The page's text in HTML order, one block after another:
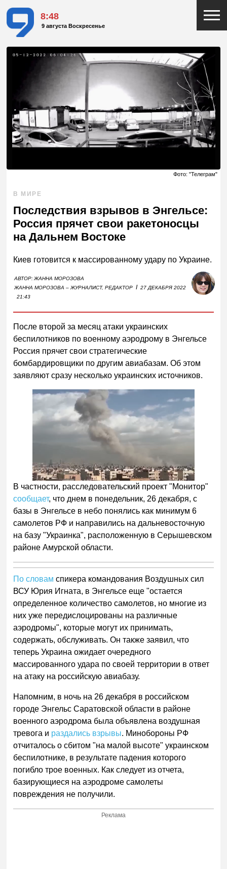
8:48
9 августа Воскресенье
Фото: "Телеграм"
В МИРЕ
Последствия взрывов в Энгельсе:
Россия прячет свои ракетоносцы
на Дальнем Востоке
Киев готовится к массированному удару по Украине.
АВТОР:ЖАННА МОРОЗОВА
ЖАННА МОРОЗОВА – ЖУРНАЛИСТ, РЕДАКТОР I 27 ДЕКАБРЯ 2022
21:43
После второй за месяц атаки украинских
беспилотников по военному аэродрому в Энгельсе
Россия прячет свои стратегические
бомбардировщики по другим авиабазам. Об этом
заявляют сразу несколько украинских источников.
В частности, расследовательский проект "Монитор"
сообщает, что днем в понедельник, 26 декабря, с
базы в Энгельсе в небо понялись как минимум 6
самолетов РФ и направились на дальневосточную
на базу "Украинка", расположенную в Серышевском
районе Амурской области.
По словам спикера командования Воздушных сил
ВСУ Юрия Игната, в Энгельсе еще "остается
определенное количество самолетов, но многие из
них уже передислоцированы на различные
аэродромы", которые могут их принимать,
содержать, обслуживать. Он также заявил, что
теперь Украина ожидает очередного
массированного удара по своей территории в ответ
на атаку на российскую авиабазу.
Напомним, в ночь на 26 декабря в российском
городе Энгельс Саратовской области в районе
военного аэродрома была объявлена воздушная
тревога и раздались взрывы. Минобороны РФ
отчиталось о сбитом "на малой высоте" украинском
беспилотнике, в результате падения которого
погибло трое военных. Как следует из отчета,
базирующиеся на аэродроме самолеты
повреждения не получили.
Реклама